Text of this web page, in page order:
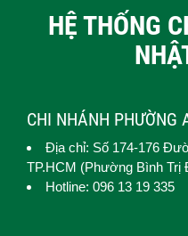
HỆ THỐNG
CHI NHÁNH PHƯỜNG
Địa chỉ: Số 174-176
TP.HCM (Phường Bình Trị
Hotline: 096 13 19 335